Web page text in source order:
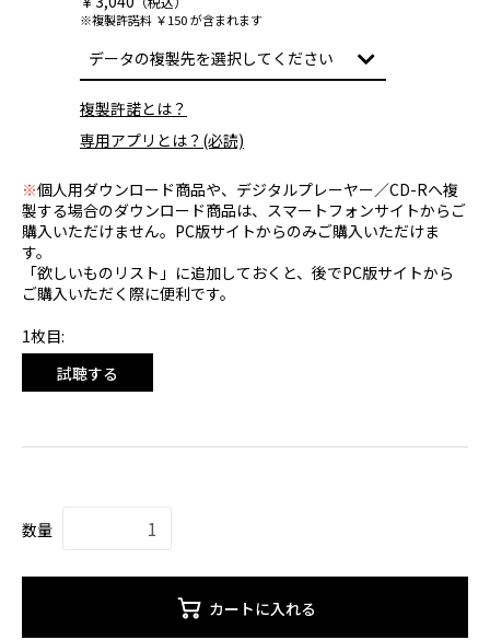
※複製許諾料 ￥150 が含まれます
複製許諾とは？
専用アプリとは？(必読)
※個人用ダウンロード商品や、デジタルプレーヤー／CD-Rへ複
製する場合のダウンロード商品は、スマートフォンサイトからご
購入いただけません。PC版サイトからのみご購入いただけま
す。
「欲しいものリスト」に追加しておくと、後でPC版サイトから
ご購入いただく際に便利です。
1枚目:
試聴する
数量
カートに入れる